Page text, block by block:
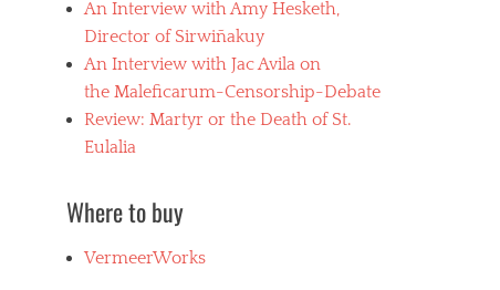
An Interview with Amy Hesketh,
Director of Sirwiñakuy
An Interview with Jac Avila on
the Maleficarum-Censorship-Debate
Review: Martyr or the Death of St.
Eulalia
Where to buy
VermeerWorks